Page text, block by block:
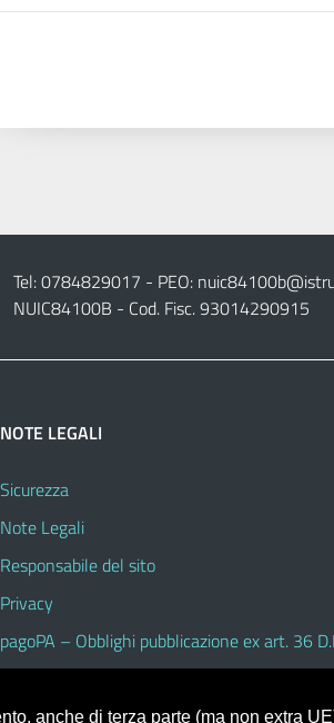
Tel: 0784829017 - PEO:
NUIC84100B - Cod. Fisc. 93014290915
NOTE LEGALI
Sicurezza
Note Legali
Responsabile del sito
Privacy
pagoPA – Obblighi pubblicazione ex art. 36
anche di terza parte (ma non extra